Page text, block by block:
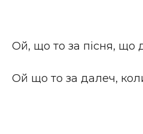
Ой, що то за пісня, що
Ой що то за далеч,